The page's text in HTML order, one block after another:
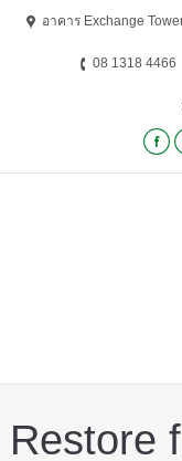
อาคาร Exchange
08 1318 4466
Restore